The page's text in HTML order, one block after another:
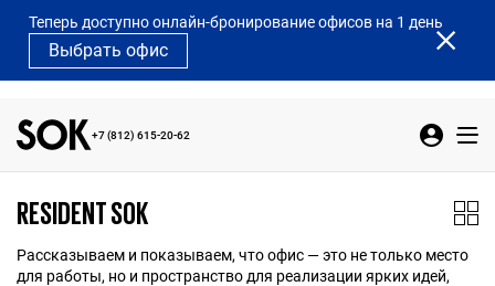
Теперь доступно онлайн-бронирование офисов на 1 день
Выбрать офис
+7 (812) 615-20-62
RESIDENT SOK
Рассказываем и показываем, что офис — это не только место
для работы, но и пространство для реализации ярких идей,